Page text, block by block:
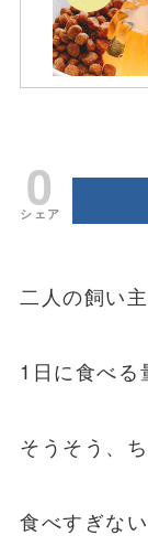
0
シェア
二人の飼い
1日に食べる
そうそう、
食べすぎな